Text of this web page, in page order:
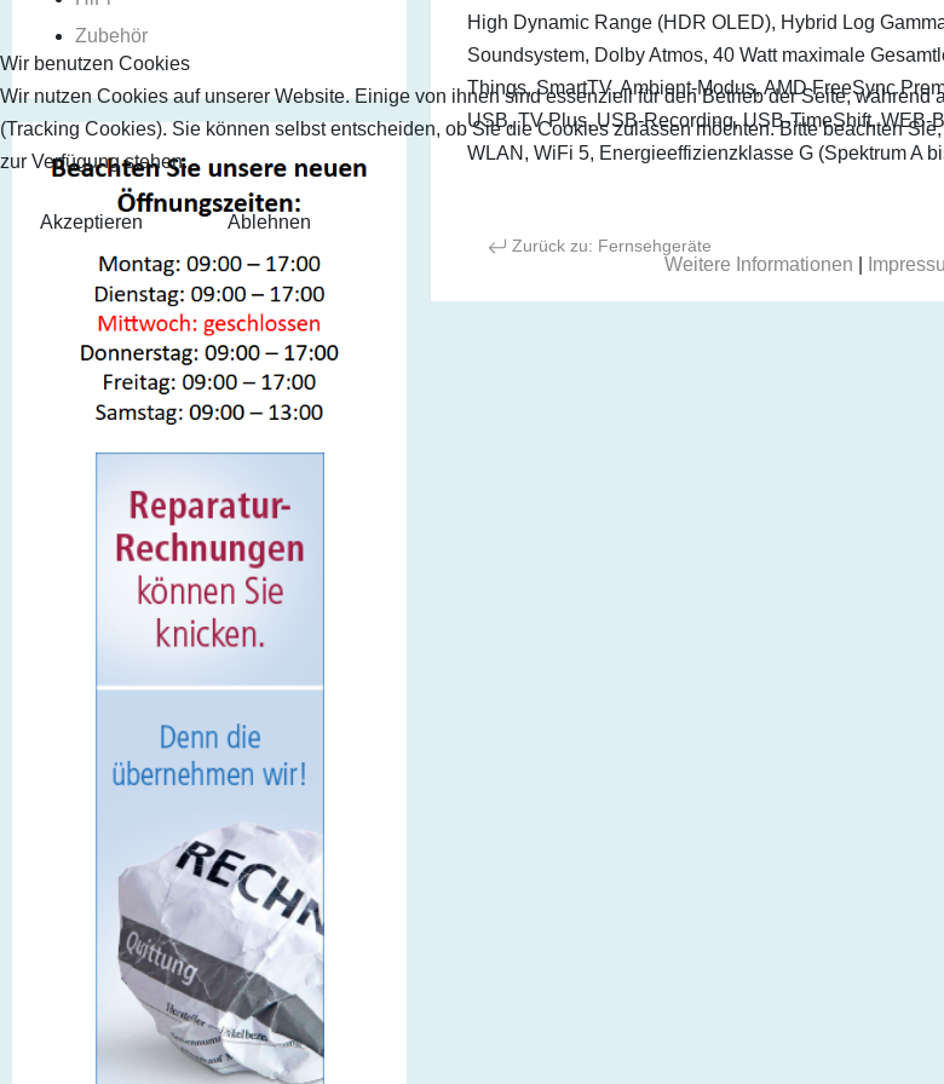
Zubehör
High Dynamic Range (HDR OLED), Hybrid Log
Soundsystem, Dolby Atmos, 40 Watt maximale
Things, SmartTV, Ambient-Modus, AMD FreeSync
USB, TV Plus, USB-Recording, USB-TimeShift,
WLAN, WiFi 5, Energieeffizienzklasse G (Spektrum A
Zurück zu: Fernsehgeräte
Wir benutzen Cookies
Wir nutzen Cookies auf unserer Website. Einige von ihnen sind essenziell für den Betrieb der Seite,
(Tracking Cookies). Sie können selbst entscheiden, ob Sie die Cookies zulassen möchten. Bitte beachten
zur Verfügung stehen.
Akzeptieren Ablehnen
Weitere Informationen